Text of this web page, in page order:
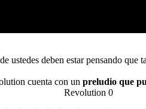
ustedes deben estar pensando que
cuenta con un preludio que